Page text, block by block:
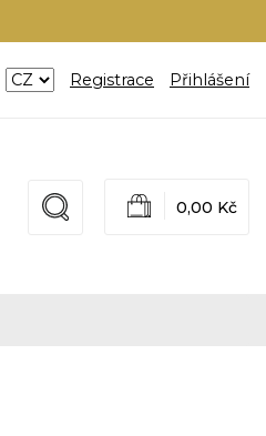
Registrace Přihlášení
0,00 Kč